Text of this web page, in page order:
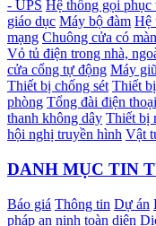
- UPS Hệ thống gọi phục
giáo dục Máy bộ đàm Hệ
mạng Chuông cửa có
Vỏ tủ điện trong nhà,
cửa cổng tự động Máy
Thiết bị chống sét Thiết
phòng Tổng đài điện thoại
thanh không dây Thiết bị
hội nghị truyền hình Vật
DANH MỤC TIN
Báo giá Thông tin Dự án
pháp an ninh toàn diện